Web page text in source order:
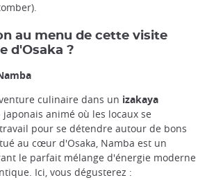
au menu de cette visite
d'Osaka ?
culinaire dans un izakaya
animé où les locaux se
pour se détendre autour de bons
au cœur d'Osaka, Namba est un
le parfait mélange d'énergie moderne
Ici, vous dégusterez :